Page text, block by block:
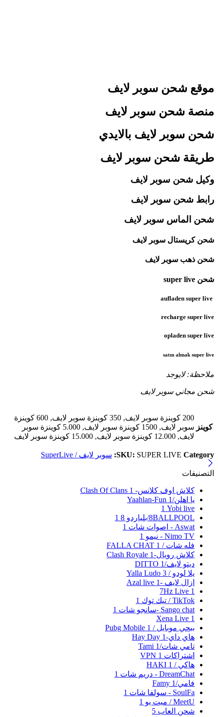
موقع شحن سوبر لايف
منصة شحن سوبر لايف
شحن سوبر لايف بالايدي
طريقة شحن سوبر لايف
وكيل شحن سوبر لايف
رابط شحن سوبر لايف
شحن الماس سوبر لايف
شحن كريستال سوبر لايف
شحن ذهب سوبر لايف
شحن super live
recharge super live
opladen super live
satın almak super live
ملاحظة: لايوجد
شحن مجاني سوبر لايف
كوينز
200 كوينزة سوبر لايف, 350 كوينزة سوبر لايف, 600 كوينزة
سوبر لايف, 1500 كوينزة سوبر لايف, 5.000 كوينزة سوبر
لايف, 12.000 كوينزة سوبر لايف, 15.000 كوينزة سوبر لايف
SKU: SUPER LIVE Category: سوبر لايف / SuperLive
التصنيفات
كلاش اوف كلانس- Clash Of Clans 1
يا اهلن/Yaahlan-Fun1
Yobi live‏
1
8BALLPOOL/بلياردو 8
1
Aswat - اصوات شات
1
Nimo TV - نيمو
1
فله شات / FALLA CHAT 1
كلاش رويال-Clash Royale1
ديتو لايف/DITTO1
يلا لودو / Yalla Ludo 3
ازال لايف -Azal live1
7Hz Live 1
TikTok / تيك توك
1
Sango chat -سانجو شات
1
Xena Live 1
ببحي موبايل / Pubg Mobile 1
هاي داي-Hay Day1
تامي شات/Tami1
اشتراكات VPN 1
هاكي / HAKI 1
DreamChat - دريم شات
1
فامي/Famy1
SoulFa - سولفا شات
1
MeetU / ميت يو
1
شحن العاب 5